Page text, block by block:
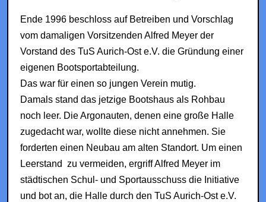
Ende 1996 beschloss auf Betreiben und Vorschlag
vom damaligen Vorsitzenden Alfred Meyer der
Vorstand des TuS Aurich-Ost e.V. die Gründung einer
eigenen Bootsportabteilung.
Das war für einen so jungen Verein mutig.
Damals stand das jetzige Bootshaus als Rohbau
noch leer. Die Argonauten, denen eine große Halle
zugedacht war, wollte diese nicht annehmen. Sie
forderten einen Neubau am alten Standort. Um einen
Leerstand zu vermeiden, ergriff Alfred Meyer im
städtischen Schul- und Sportausschuss die Initiative
und bot an, die Halle durch den TuS Aurich-Ost e.V.